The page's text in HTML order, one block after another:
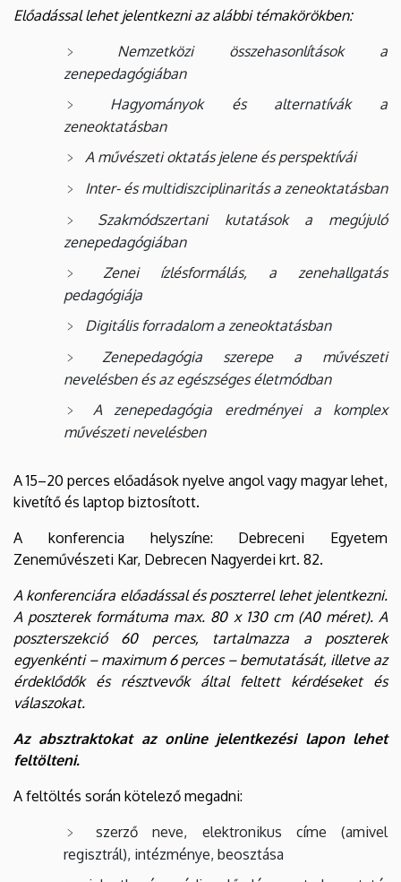
Előadással lehet jelentkezni az alábbi témakörökben:
Nemzetközi összehasonlítások a
zenepedagógiában
Hagyományok és alternatívák a
zeneoktatásban
A művészeti oktatás jelene és perspektívái
Inter- és multidiszciplinaritás a zeneoktatásban
Szakmódszertani kutatások a megújuló
zenepedagógiában
Zenei ízlésformálás, a zenehallgatás
pedagógiája
Digitális forradalom a zeneoktatásban
Zenepedagógia szerepe a művészeti
nevelésben és az egészséges életmódban
A zenepedagógia eredményei a komplex
művészeti nevelésben
A 15–20 perces előadások nyelve angol vagy magyar lehet,
kivetítő és laptop biztosított.
A konferencia helyszíne: Debreceni Egyetem
Zeneművészeti Kar, Debrecen Nagyerdei krt. 82.
A konferenciára előadással és poszterrel lehet jelentkezni.
A poszterek formátuma max. 80 x 130 cm (A0 méret). A
poszterszekció 60 perces, tartalmazza a poszterek
egyenkénti – maximum 6 perces – bemutatását, illetve az
érdeklődők és résztvevők által feltett kérdéseket és
válaszokat.
Az absztraktokat az online jelentkezési lapon lehet
feltölteni.
A feltöltés során kötelező megadni:
szerző neve, elektronikus címe (amivel
regisztrál), intézménye, beosztása